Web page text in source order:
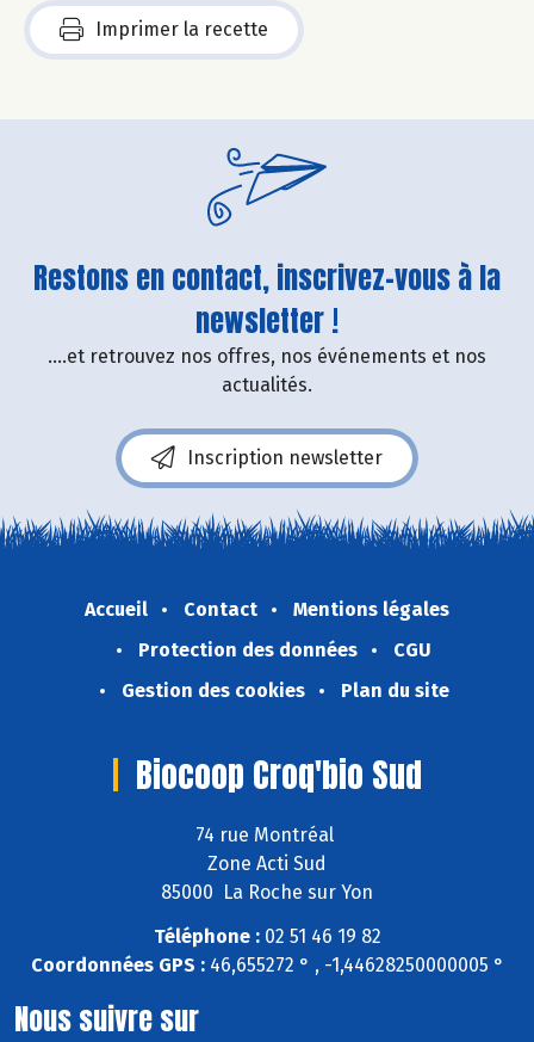
Imprimer la recette
Restons en contact, inscrivez-vous à la
newsletter !
....et retrouvez nos offres, nos événements et nos
actualités.
Inscription newsletter
Accueil Contact
Mentions légales
Protection des données
CGU
Gestion des cookies
Plan du site
Biocoop Croq'bio Sud
74 rue Montréal
Zone Acti Sud
85000 La Roche sur Yon
Téléphone :02 51 46 19 82
Coordonnées GPS :46,655272 ° , -1,44628250000005 °
Nous suivre sur